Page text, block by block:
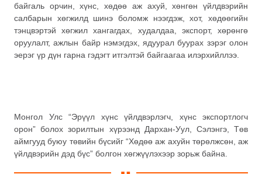
байгаль орчин, хүнс, хөдөө аж ахуй, хөнгөн үйлдвэрийн
салбарын хөгжилд шинэ боломж нээгдэж, хот, хөдөөгийн
тэнцвэртэй хөгжил хангагдах, худалдаа, экспорт, хөрөнгө
оруулалт, ажлын байр нэмэгдэх, ядуурал буурах зэрэг олон
эерэг үр дүн гарна гэдэгт итгэлтэй байгаагаа илэрхийллээ.
Монгол Улс “Эрүүл хүнс үйлдвэрлэгч, хүнс экспортлогч
орон” болох зорилтын хүрээнд Дархан-Уул, Сэлэнгэ, Төв
аймгууд буюу төвийн бүсийг “Хөдөө аж ахуйн төрөлжсөн, аж
үйлдвэрийн дэд бүс” болгон хөгжүүлэхээр зорьж байна.